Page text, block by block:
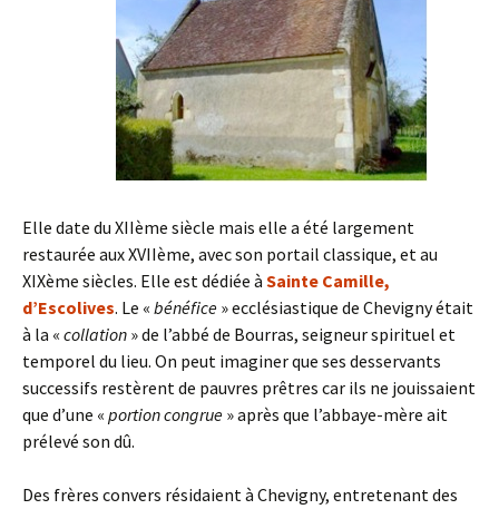
Elle date du XIIème siècle mais elle a été largement
restaurée aux XVIIème, avec son portail classique, et au
XIXème siècles. Elle est dédiée à Sainte Camille,
d’Escolives. Le « bénéfice » ecclésiastique de Chevigny était
à la « collation » de l’abbé de Bourras, seigneur spirituel et
temporel du lieu. On peut imaginer que ses desservants
successifs restèrent de pauvres prêtres car ils ne jouissaient
que d’une « portion congrue » après que l’abbaye-mère ait
prélevé son dû.
Des frères convers résidaient à Chevigny, entretenant des